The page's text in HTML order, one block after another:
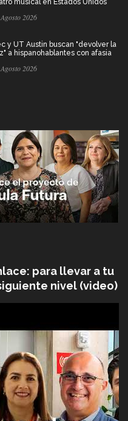
2026
y UT Austin buscan "devolver la
a hispanohablantes con afasia
2026
para llevar a tu
nivel (video)